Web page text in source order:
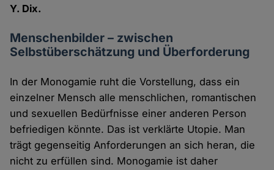
Y. Dix.
Menschenbilder – zwischen
Selbstüberschätzung und Überforderung
In der Monogamie ruht die Vorstellung, dass ein
einzelner Mensch alle menschlichen, romantischen
und sexuellen Bedürfnisse einer anderen Person
befriedigen könnte. Das ist verklärte Utopie. Man
trägt gegenseitig Anforderungen an sich heran, die
nicht zu erfüllen sind. Monogamie ist daher